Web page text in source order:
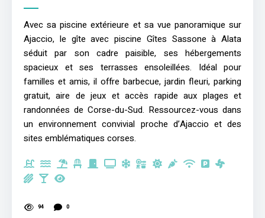
Avec sa piscine extérieure et sa vue panoramique sur
Ajaccio, le gîte avec piscine Gîtes Sassone à Alata
séduit par son cadre paisible, ses hébergements
spacieux et ses terrasses ensoleillées. Idéal pour
familles et amis, il offre barbecue, jardin fleuri, parking
gratuit, aire de jeux et accès rapide aux plages et
randonnées de Corse-du-Sud. Ressourcez-vous dans
un environnement convivial proche d’Ajaccio et des
sites emblématiques corses.
94 0